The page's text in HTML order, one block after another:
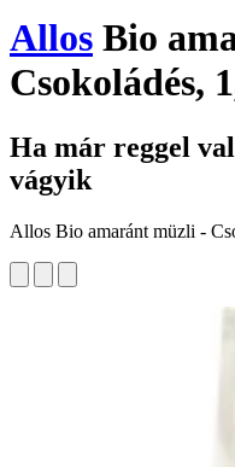
Allos Bio
Csokoládés,
Ha már reggel
vágyik
Allos Bio amaránt müzli -